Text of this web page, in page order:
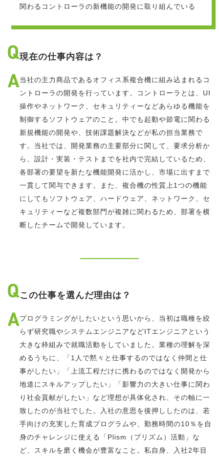
関わるコントローラの新機能の開発に取り組んでいる
現在の仕事内容は？
当社の主力商品であるオフィス系複合機に組み込まれるコ
ントローラの開発を行っています。コントローラとは、UI
操作やネットワーク、セキュリティーなどあらゆる機能を
制御するソフトウェアのこと。中でも起動や節電に関わる
新規機能の開発や、技術課題解決などが私の担当業務で
す。当社では、開発業務の主要部分に関して、要求分析か
ら、設計・実装・テストまでを社内で完結しているため、
各部署の要望を新たな機能開発に活かし、市場に出すまで
一貫して関与できます。また、複合機の性質上1つの機能
にしてもソフトウェア、ハードウェア、ネットワーク、セ
キュリティーなど複数部門が複雑に関わるため、部署を横
断したチームで開発しています。
この仕事を選んだ理由は？
プログラミングがしたいという思いから、当初は職種を絞
らず研究職やシステムエンジニアなどITエンジニアという
大きな枠組みで就職活動をしていました。業種の理解を深
めるうちに、「1人で黙々と仕事するのではなく仲間と仕
事がしたい」「上流工程だけに携わるのではなく開発から
地道にスキルアップしたい」「影響力の大きい仕事に関わ
り社会貢献がしたい」など理想が具体化され、その軸に一
致したのが当社でした。入社の意思を後押ししたのは、若
手向けの充実した育成プログラムや、勤務時間の10％を自
身のチャレンジに使える「Plism（プリズム）活動」な
ど、スキルを磨く機会が豊富なこと。私自身、入社2年目